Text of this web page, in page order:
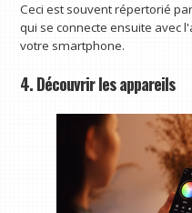
Ceci est souvent répertorié
qui se connecte ensuite avec
votre smartphone.
4. Découvrir les appareils